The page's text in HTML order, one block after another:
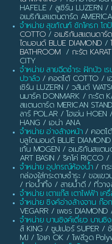
HAFELE / ลูเซิร์น LUZERN
อเมริกันสแตนดาร์ด
จำหน่าย สุขภัณฑ์ ชักโครก โถปั
COTTO / อเมริกันสแตนดาร์
ไดมอนด์ BLUE DIAMOND /
BATHROOM / กะรัต KARAT
CITY
จำหน่าย สายฉีดชำระ ฝักบัว เ
ปวาล์ว / คอตโต้ COTTO / เ
เซิร์น LUZERN / วสันต์
นมาร์ค DONMARK / กะรัต
สแตนดาร์ด MERICAN
ลาร์ POLAR / โฮเอ่น
HANG / เอน่า ANA
จำหน่าย อ่างล้างหน้า / คอตโ
บลูไดมอนด์ BLUE
เก้น MOGEN / อเมริกันสแต
ART BASIN / ริคโค่ RICCO /
จำหน่าย อุปกรณ์ห้องน้ำ / กร
กล่องใส่กระดาษชำระ / ขอแ
/ ท่อน้ำทิ้ง / สายน้ำดี / ที่วา
จำหน่าย เตาแก๊ส เตาไฟฟ้า เ
จำหน่าย ซิงค์อ่างล้างจาน ก๊อ
VEGARR / เพชร DIAMOND
จำหน่าย บานซิงค์เดี่ยว บาน
ส์ KING / ซูปเปอร์ SUPER /
MJ / โอเค OK / โพลีวูด